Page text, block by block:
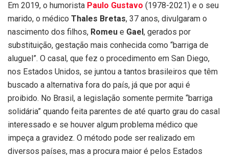
Em 2019, o humorista Paulo Gustavo (1978-2021) e o seu
marido, o médico Thales Bretas, 37 anos, divulgaram o
nascimento dos filhos, Romeu e Gael , gerados por
substituição, gestação mais conhecida como “barriga de
aluguel”. O casal, que fez o procedimento em San Diego,
nos Estados Unidos, se juntou a tantos brasileiros que têm
buscado a alternativa fora do país, já que por aqui é
proibido. No Brasil, a legislação somente permite “barriga
solidária” quando feita parentes de até quarto grau do casal
interessado e se houver algum problema médico que
impeça a gravidez. O método pode ser realizado em
diversos países, mas a procura maior é pelos Estados